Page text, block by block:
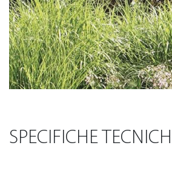
SPECIFICHE